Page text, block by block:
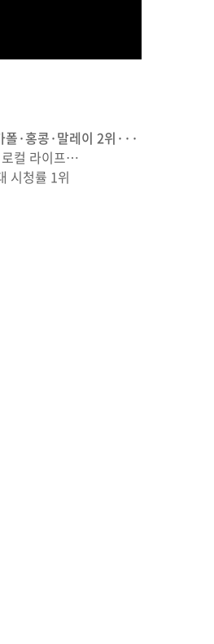
·홍콩·말레이 2위···
로컬 라이프…
시청률 1위